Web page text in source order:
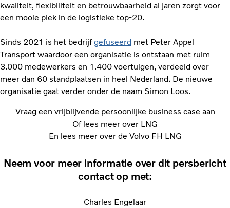
kwaliteit, flexibiliteit en betrouwbaarheid al jaren zorgt voor
een mooie plek in de logistieke top-20.
Sinds 2021 is het bedrijfgefuseerd met Peter Appel
Transport waardoor een organisatie is ontstaan met ruim
3.000 medewerkers en 1.400 voertuigen, verdeeld over
meer dan 60 standplaatsen in heel Nederland. De nieuwe
organisatie gaat verder onder de naam Simon Loos.
Vraag een vrijblijvende persoonlijke business case aan
Of lees meer over LNG
En lees meer over de Volvo FH LNG
Neem voor meer informatie over dit persbericht
contact op met:
Charles Engelaar